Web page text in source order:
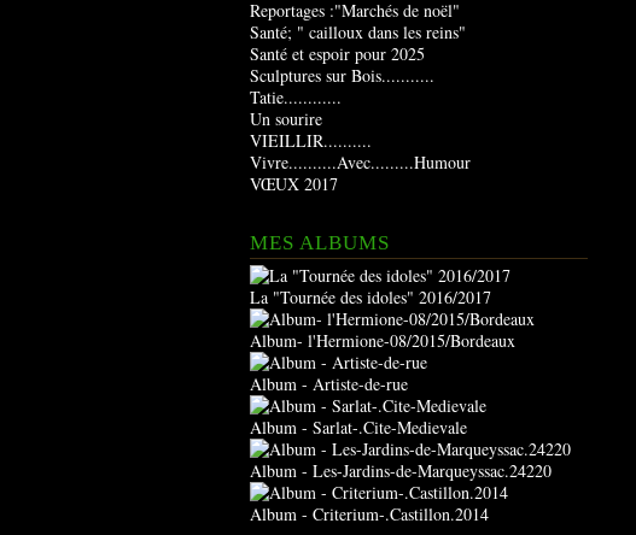
Reportages :"Marchés de noël"
Santé; " cailloux dans les reins"
Santé et espoir pour 2025
Sculptures sur Bois...........
Tatie............
Un sourire
VIEILLIR..........
Vivre..........Avec.........Humour
VŒUX 2017
MES ALBUMS
La "Tournée des idoles" 2016/2017
Album- l'Hermione-08/2015/Bordeaux
Album - Artiste-de-rue
Album - Sarlat-.Cite-Medievale
Album - Les-Jardins-de-Marqueyssac.24220
Album - Criterium-.Castillon.2014